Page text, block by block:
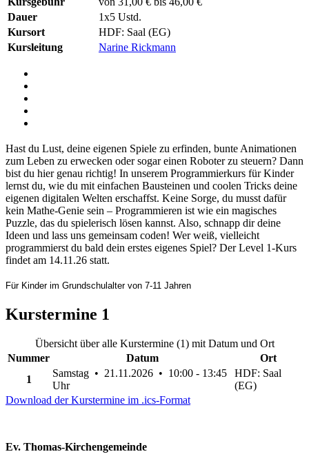
Dauer
1x5 Ustd.
Kursort
HDF: Saal (EG)
Kursleitung
Narine Rickmann
Hast du Lust, deine eigenen Spiele zu erfinden, bunte Animationen
zum Leben zu erwecken oder sogar einen Roboter zu steuern? Dann
bist du hier genau richtig! In unserem Programmierkurs für Kinder
lernst du, wie du mit einfachen Bausteinen und coolen Tricks deine
eigenen digitalen Welten erschaffst. Keine Sorge, du musst dafür
kein Mathe-Genie sein – Programmieren ist wie ein magisches
Puzzle, das du spielerisch lösen kannst. Also, schnapp dir deine
Ideen und lass uns gemeinsam coden! Wer weiß, vielleicht
programmierst du bald dein erstes eigenes Spiel? Der Level 1-Kurs
findet am 14.11.26 statt.
Für Kinder im Grundschulalter von 7-11 Jahren
Kurstermine 1
Übersicht über alle Kurstermine (1) mit Datum und Ort
Nummer
Datum
Ort
1
Samstag • 21.11.2026 • 10:00 - 13:45
Uhr
HDF: Saal
(EG)
Download der Kurstermine im .ics-Format
Ev. Thomas-Kirchengemeinde